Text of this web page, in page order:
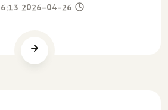
2026-04-26 20:06:13